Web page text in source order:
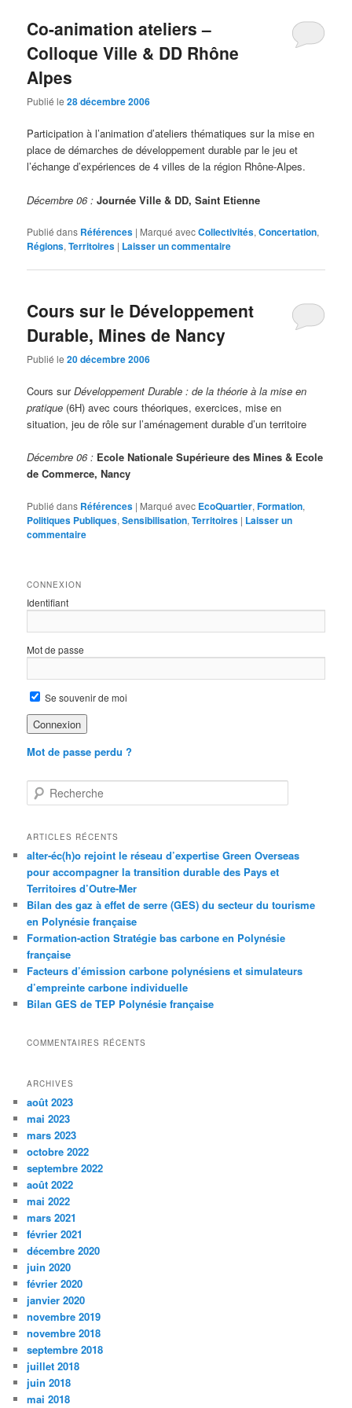
Co-animation ateliers –
Colloque Ville & DD Rhône
Alpes
Publié le28 décembre 2006
Participation à l’animation d’ateliers thématiques sur la mise en
place de démarches de développement durable par le jeu et
l’échange d’expériences de 4 villes de la région Rhône-Alpes.
Décembre 06 :Journée Ville & DD, Saint Etienne
Publié dans Références | Marqué avecCollectivités,Concertation,
Régions,Territoires | Laisser un commentaire
Cours sur le Développement
Durable, Mines de Nancy
Publié le20 décembre 2006
Cours surDéveloppement Durable : de la théorie à la mise en
pratique (6H) avec cours théoriques, exercices, mise en
situation, jeu de rôle sur l’aménagement durable d’un territoire
Décembre 06 : Ecole Nationale Supérieure des Mines & Ecole
de Commerce, Nancy
Publié dans Références | Marqué avec EcoQuartier,Formation,
Politiques Publiques,Sensibilisation,Territoires | Laisser un
commentaire
CONNEXION
Identifiant
Mot de passe
Se souvenir de moi
Mot de passe perdu ?
e
h
r
c
h
e
ARTICLES RÉCENTS
alter-éc(h)o rejoint le réseau d’expertise Green Overseas
pour accompagner la transition durable des Pays et
Territoires d’Outre-Mer
Bilan des gaz à effet de serre (GES) du secteur du tourisme
en Polynésie française
Formation-action Stratégie bas carbone en Polynésie
française
Facteurs d’émission carbone polynésiens et simulateurs
d’empreinte carbone individuelle
Bilan GES de TEP Polynésie française
COMMENTAIRES RÉCENTS
ARCHIVES
août 2023
mai 2023
mars 2023
octobre 2022
septembre 2022
août 2022
mai 2022
mars 2021
février 2021
décembre 2020
juin 2020
février 2020
janvier 2020
novembre 2019
novembre 2018
septembre 2018
juillet 2018
juin 2018
mai 2018